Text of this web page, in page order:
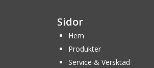
Sidor
Hem
Produkter
Service & Versktad